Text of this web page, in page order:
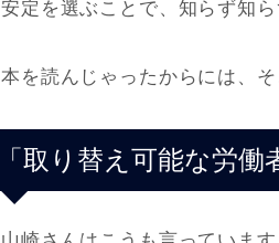
安定を選ぶことで、知らず知
本を読んじゃったからには、
「取り替え可能な労